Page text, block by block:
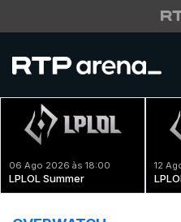
06 Ago 2026 às 18:00
LPLOL Summer
12